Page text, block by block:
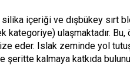
içeriği ve dışbükey sırt
kategoriye) ulaşmaktadır.
eder. Islak zeminde yol
şeritte kalmaya katkıda